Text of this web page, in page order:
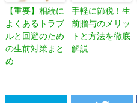
【重要】相続に
よくあるトラブ
ルと回避のため
の生前対策まと
め
手軽に節税！生
前贈与のメリッ
トと方法を徹底
解説